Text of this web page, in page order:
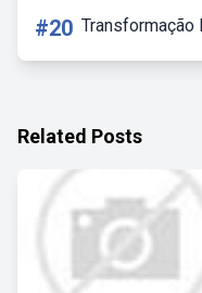
#20 Transformação
Related Posts